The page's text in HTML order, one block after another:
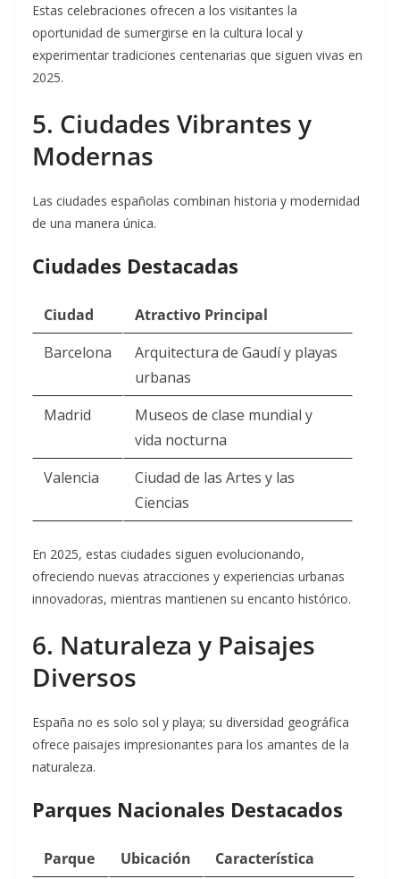
Estas celebraciones ofrecen a los visitantes la
oportunidad de sumergirse en la cultura local y
experimentar tradiciones centenarias que siguen vivas en
2025.
5. Ciudades Vibrantes y
Modernas
Las ciudades españolas combinan historia y modernidad
de una manera única.
Ciudades Destacadas
Ciudad
Atractivo Principal
Barcelona
Arquitectura de Gaudí y playas
urbanas
Madrid
Museos de clase mundial y
vida nocturna
Valencia
Ciudad de las Artes y las
Ciencias
En 2025, estas ciudades siguen evolucionando,
ofreciendo nuevas atracciones y experiencias urbanas
innovadoras, mientras mantienen su encanto histórico.
6. Naturaleza y Paisajes
Diversos
España no es solo sol y playa; su diversidad geográfica
ofrece paisajes impresionantes para los amantes de la
naturaleza.
Parques Nacionales Destacados
Parque Ubicación
Característica